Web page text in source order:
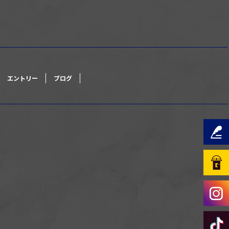
エントリー ブログ